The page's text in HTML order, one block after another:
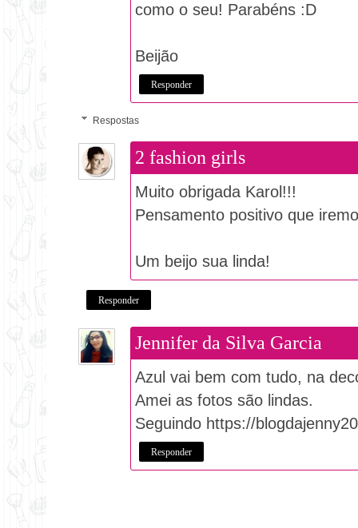
como o seu! Parabéns :D
Beijão
Responder
Respostas
2 fashion girls
Muito obrigada Karol!!!
Pensamento positivo que
Um beijo sua linda!
Responder
Jennifer da Silva Garcia
Azul vai bem com tudo, na
Amei as fotos são lindas.
Seguindo https://
Responder